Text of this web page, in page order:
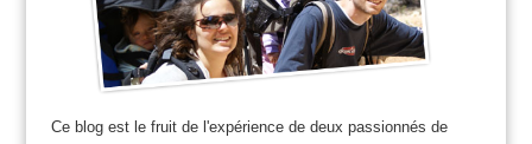
Ce blog est le fruit de l'expérience de deux passionnés de